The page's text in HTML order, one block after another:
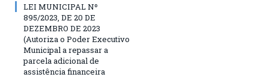
LEI MUNICIPAL Nº
895/2023, DE 20 DE
DEZEMBRO DE 2023
(Autoriza o Poder Executivo
Municipal a repassar a
parcela adicional de
assistência financeira